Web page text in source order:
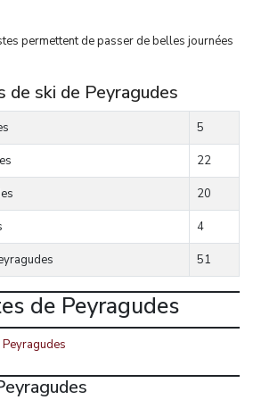
permettent de passer de belles journées
ski de Peyragudes
5
22
20
4
51
de Peyragudes